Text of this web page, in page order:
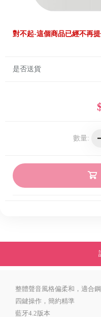
對不起-這個商品已經不再
是否送貨
數量:
整體聲音風格偏柔和，適合
四鍵操作，簡約精準
藍牙4.2版本